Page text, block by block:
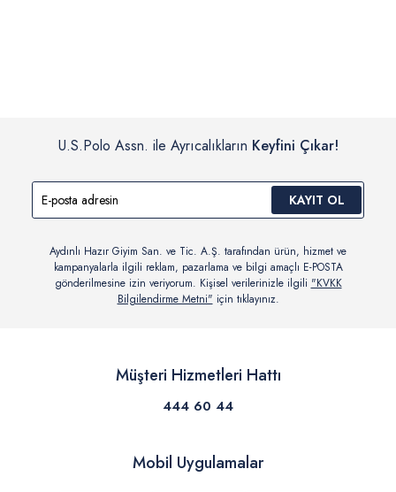
U.S.Polo Assn. ile Ayrıcalıkların Keyfini Çıkar!
KAYIT OL
Aydınlı Hazır Giyim San. ve Tic. A.Ş. tarafından ürün, hizmet ve
kampanyalarla ilgili reklam, pazarlama ve bilgi amaçlı E-POSTA
gönderilmesine izin veriyorum. Kişisel verilerinizle ilgili "KVKK
Bilgilendirme Metni" için tıklayınız.
Müşteri Hizmetleri Hattı
444 60 44
Mobil Uygulamalar